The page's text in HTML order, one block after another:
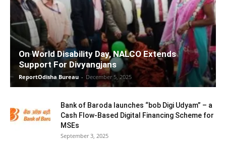
On World Disability Day, NALCO Extends
Support For Divyangjans
ReportOdisha Bureau - December 5, 2025
Bank of Baroda launches “bob Digi Udyam” – a
Cash Flow-Based Digital Financing Scheme for
MSEs
September 3, 2025